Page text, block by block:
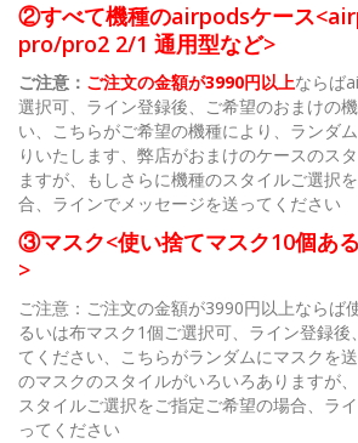
②すべて機種のairpodsケース
pro/pro2 2/1 通用型など>
ご注意： ご注文の金額が3990円以上ならば
選択可、ライン登録後、ご希望のおまけの
い、こちらがご希望の機種により、ランダ
りいたします、弊店がおまけのケースのス
ますが、もしさらに機種のスタイルご選択
合、ラインでメッセージを送ってください
③マスク<使い捨てマスク10個あ
>
ご注意：ご注文の金額が3990円以上ならば
るいは布マスク1個ご選択可、ライン登録後
てください、こちらがランダムにマスクを
のマスクのスタイルがいろいろありますが
スタイルご選択をご指定ご希望の場合、ラ
ってください